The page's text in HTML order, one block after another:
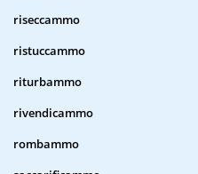
riseccammo
ristuccammo
riturbammo
rivendicammo
rombammo